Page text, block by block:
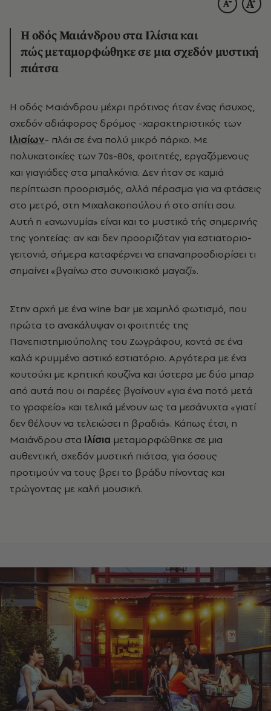
Η οδός Μαιάνδρου στα Ιλίσια και
πώς μεταμορφώθηκε σε μια σχεδόν μυστική
πιάτσα
H οδός Μαιάνδρου μέχρι πρότινος ήταν ένας ήσυχος,
σχεδόν αδιάφορος δρόμος -χαρακτηριστικός των
Ιλισίων- πλάι σε ένα πολύ μικρό πάρκο. Με
πολυκατοικίες των 70s-80s, φοιτητές, εργαζόμενους
και γιαγιάδες στα μπαλκόνια. Δεν ήταν σε καμιά
περίπτωση προορισμός, αλλά πέρασμα για να φτάσεις
στο μετρό, στη Μιχαλακοπούλου ή στο σπίτι σου.
Αυτή η «ανωνυμία» είναι και το μυστικό τής σημερινής
της γοητείας: αν και δεν προοριζόταν για εστιατοριο-
γειτονιά, σήμερα καταφέρνει να επαναπροσδιορίσει τι
σημαίνει «βγαίνω στο συνοικιακό μαγαζί».
Στην αρχή με ένα wine bar με χαμηλό φωτισμό, που
πρώτα το ανακάλυψαν οι φοιτητές της
Πανεπιστημιούπολης του Ζωγράφου, κοντά σε ένα
καλά κρυμμένο αστικό εστιατόριο. Αργότερα με ένα
κουτούκι με κρητική κουζίνα και ύστερα με δύο μπαρ
από αυτά που οι παρέες βγαίνουν «για ένα ποτό μετά
το γραφείο» και τελικά μένουν ως τα μεσάνυχτα «γιατί
δεν θέλουν να τελειώσει η βραδιά». Κάπως έτσι, η
Μαιάνδρου στα Ιλίσια μεταμορφώθηκε σε μια
αυθεντική, σχεδόν μυστική πιάτσα, για όσους
προτιμούν να τους βρει το βράδυ πίνοντας και
τρώγοντας με καλή μουσική.